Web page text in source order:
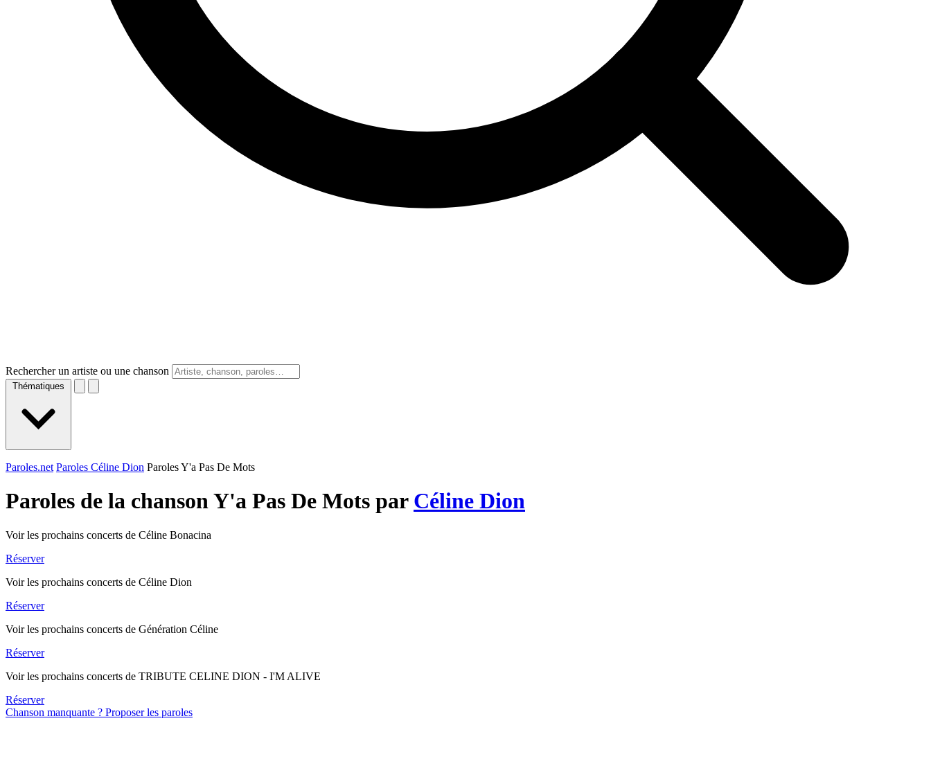
Rechercher un artiste ou une chanson
Thématiques
Paroles.net Paroles Céline Dion Paroles Y'a Pas De Mots
Paroles de la chanson Y'a Pas De Mots par Céline Dion
Voir les prochains concerts de Céline Bonacina
Réserver
Voir les prochains concerts de Céline Dion
Réserver
Voir les prochains concerts de Génération Céline
Réserver
Voir les prochains concerts de TRIBUTE CELINE DION - I'M ALIVE
Réserver
Chanson manquante ? Proposer les paroles